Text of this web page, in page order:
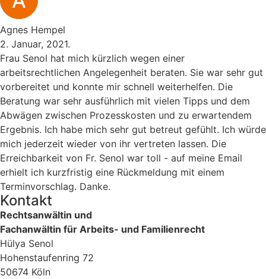
Agnes Hempel
2. Januar, 2021.
Frau Senol hat mich kürzlich wegen einer
arbeitsrechtlichen Angelegenheit beraten. Sie war sehr gut
vorbereitet und konnte mir schnell weiterhelfen. Die
Beratung war sehr ausführlich mit vielen Tipps und dem
Abwägen zwischen Prozesskosten und zu erwartendem
Ergebnis. Ich habe mich sehr gut betreut gefühlt. Ich würde
mich jederzeit wieder von ihr vertreten lassen. Die
Erreichbarkeit von Fr. Senol war toll - auf meine Email
erhielt ich kurzfristig eine Rückmeldung mit einem
Terminvorschlag. Danke.
Kontakt
Rechtsanwältin und
Fachanwältin für Arbeits- und Familienrecht
Hülya Senol
Hohenstaufenring 72
50674 Köln